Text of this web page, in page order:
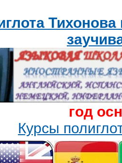
год
Курсы